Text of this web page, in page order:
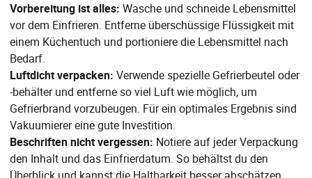
Vorbereitung ist alles: Wasche und schneide Lebensmittel
vor dem Einfrieren. Entferne überschüssige Flüssigkeit mit
einem Küchentuch und portioniere die Lebensmittel nach
Bedarf.
Luftdicht verpacken: Verwende spezielle Gefrierbeutel oder
-behälter und entferne so viel Luft wie möglich, um
Gefrierbrand vorzubeugen. Für ein optimales Ergebnis sind
Vakuumierer eine gute Investition.
Beschriften nicht vergessen: Notiere auf jeder Verpackung
den Inhalt und das Einfrierdatum. So behältst du den